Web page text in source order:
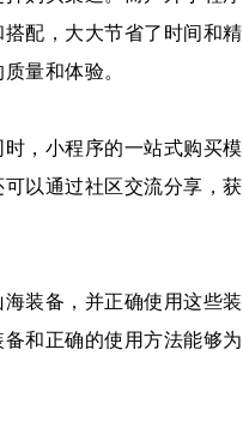
配，大大节省了时间和精
量和体验。
，小程序的一站式购买模
以通过社区交流分享，获
装备，并正确使用这些装
和正确的使用方法能够为